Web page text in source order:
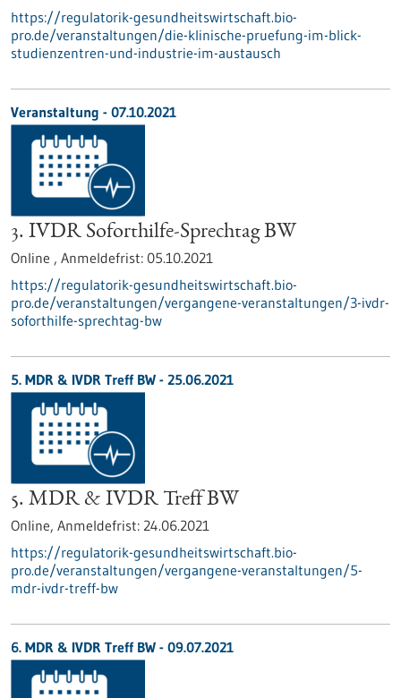
https://regulatorik-gesundheitswirtschaft.bio-
pro.de/veranstaltungen/die-klinische-pruefung-im-blick-
studienzentren-und-industrie-im-austausch
Veranstaltung - 07.10.2021
3. IVDR Soforthilfe-Sprechtag BW
Online , Anmeldefrist: 05.10.2021
https://regulatorik-gesundheitswirtschaft.bio-
pro.de/veranstaltungen/vergangene-veranstaltungen/3-ivdr-
soforthilfe-sprechtag-bw
5. MDR & IVDR Treff BW - 25.06.2021
5. MDR & IVDR Treff BW
Online, Anmeldefrist: 24.06.2021
https://regulatorik-gesundheitswirtschaft.bio-
pro.de/veranstaltungen/vergangene-veranstaltungen/5-
mdr-ivdr-treff-bw
6. MDR & IVDR Treff BW - 09.07.2021